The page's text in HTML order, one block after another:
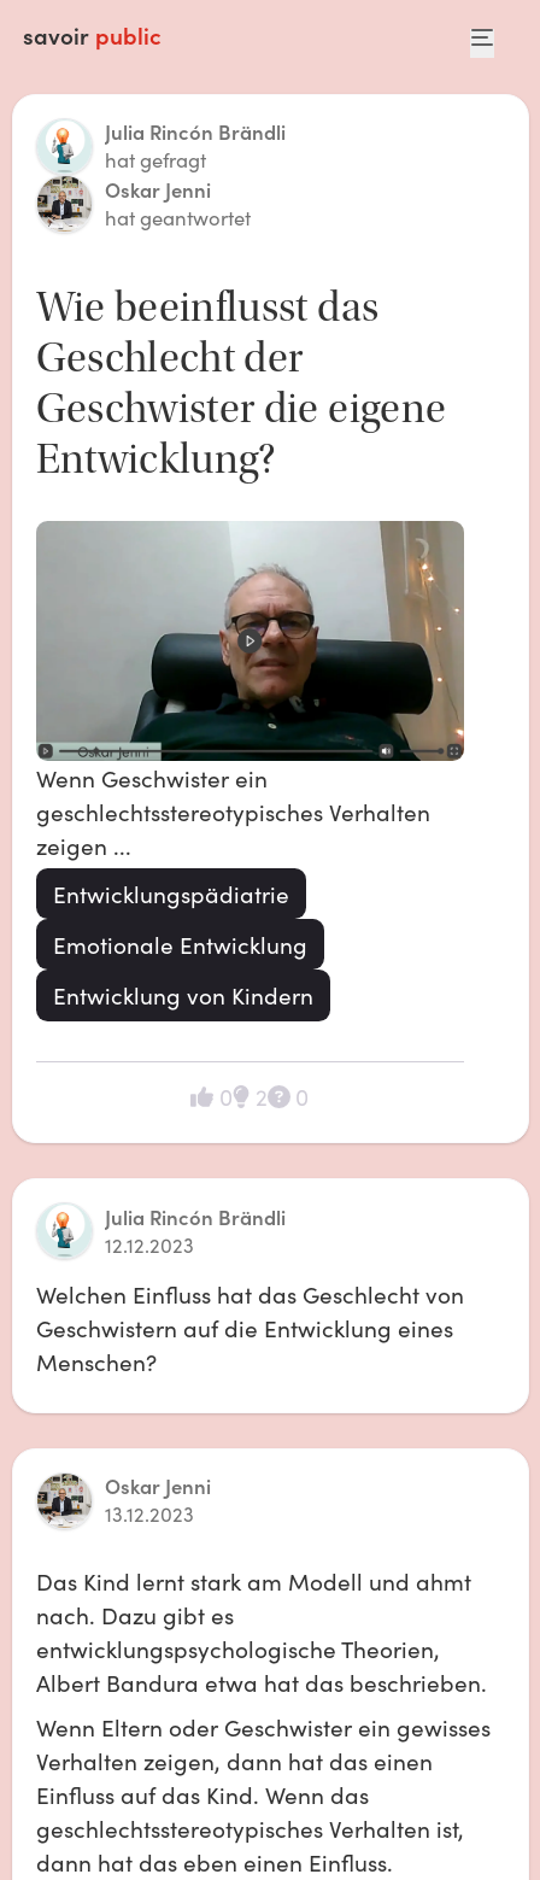
savoir public
Julia Rincón Brändli
hat gefragt
Oskar Jenni
hat geantwortet
Wie beeinflusst das
Geschlecht der
Geschwister die eigene
Entwicklung?
Wenn Geschwister ein
geschlechtsstereotypisches Verhalten
Entwicklungspädiatrie
Emotionale Entwicklung
Entwicklung von Kindern
0 2 0
Julia Rincón Brändli
12.12.2023
Welchen Einfluss hat das Geschlecht von
Geschwistern auf die Entwicklung eines
Menschen?
Oskar Jenni
13.12.2023
Das Kind lernt stark am Modell und ahmt
nach. Dazu gibt es
entwicklungspsychologische Theorien,
Albert Bandura etwa hat das beschrieben.
Wenn Eltern oder Geschwister ein gewisses
Verhalten zeigen, dann hat das einen
Einfluss auf das Kind. Wenn das
geschlechtsstereotypisches Verhalten ist,
dann hat das eben einen Einfluss.